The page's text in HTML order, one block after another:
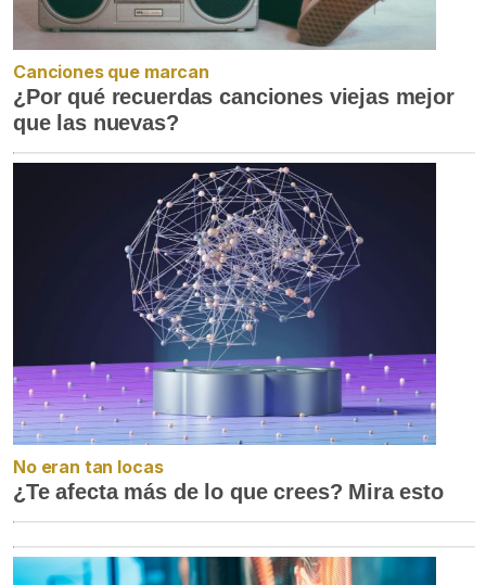
Canciones que marcan
¿Por qué recuerdas canciones viejas mejor
que las nuevas?
No eran tan locas
¿Te afecta más de lo que crees? Mira esto